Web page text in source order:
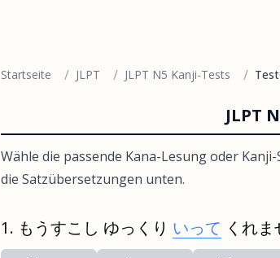
Startseite / JLPT / JLPT N5 Kanji-Tests /
JLPT
Wähle die passende Kana-Lesung oder
die Satzübersetzungen unten.
もうすこし ゆっくり いって くれま